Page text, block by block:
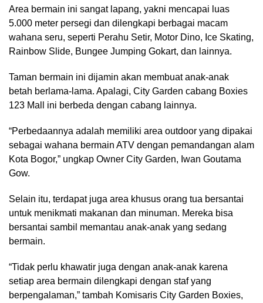
Area bermain ini sangat lapang, yakni mencapai luas
5.000 meter persegi dan dilengkapi berbagai macam
wahana seru, seperti Perahu Setir, Motor Dino, Ice Skating,
Rainbow Slide, Bungee Jumping Gokart, dan lainnya.
Taman bermain ini dijamin akan membuat anak-anak
betah berlama-lama. Apalagi, City Garden cabang Boxies
123 Mall ini berbeda dengan cabang lainnya.
“Perbedaannya adalah memiliki area outdoor yang dipakai
sebagai wahana bermain ATV dengan pemandangan alam
Kota Bogor,” ungkap Owner City Garden, Iwan Goutama
Gow.
Selain itu, terdapat juga area khusus orang tua bersantai
untuk menikmati makanan dan minuman. Mereka bisa
bersantai sambil memantau anak-anak yang sedang
bermain.
“Tidak perlu khawatir juga dengan anak-anak karena
setiap area bermain dilengkapi dengan staf yang
berpengalaman,” tambah Komisaris City Garden Boxies,